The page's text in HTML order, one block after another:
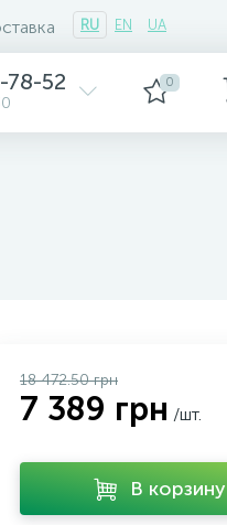
RU EN UA
78-52 0
18 472.50 грн
7 389 грн /шт.
В корзину